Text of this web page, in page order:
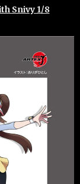
Snivy 1/8